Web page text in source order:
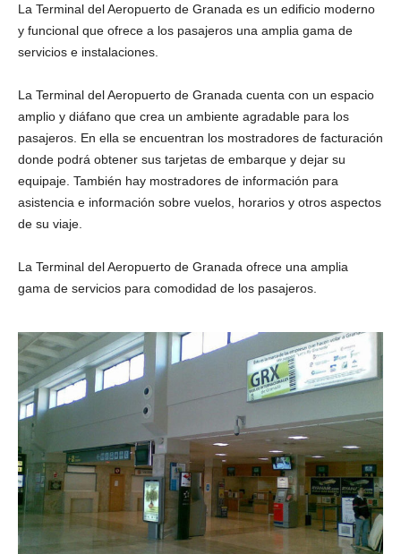
La Terminal del Aeropuerto de Granada es un edificio moderno
y funcional que ofrece a los pasajeros una amplia gama de
servicios e instalaciones.
La Terminal del Aeropuerto de Granada cuenta con un espacio
amplio y diáfano que crea un ambiente agradable para los
pasajeros. En ella se encuentran los mostradores de facturación
donde podrá obtener sus tarjetas de embarque y dejar su
equipaje. También hay mostradores de información para
asistencia e información sobre vuelos, horarios y otros aspectos
de su viaje.
La Terminal del Aeropuerto de Granada ofrece una amplia
gama de servicios para comodidad de los pasajeros.